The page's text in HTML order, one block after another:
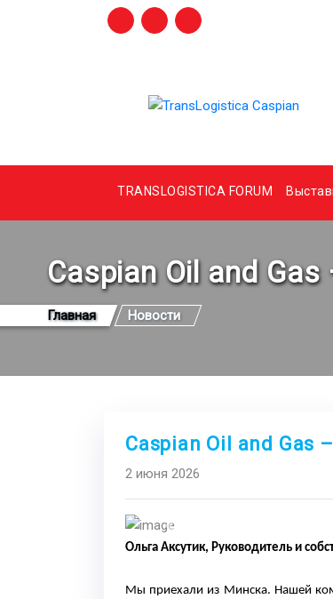
TRANSLOGISTICA FORUM
Caspian Oil and
Главная Новости
Caspian Oil and Gas
2 июня 2026
Previous
Ольга Аксутик, Руководитель и
Мы приехали из Минска. Нашей